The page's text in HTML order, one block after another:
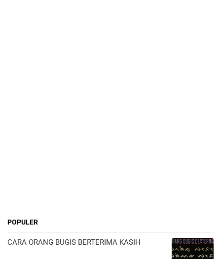
POPULER
CARA ORANG BUGIS BERTERIMA KASIH